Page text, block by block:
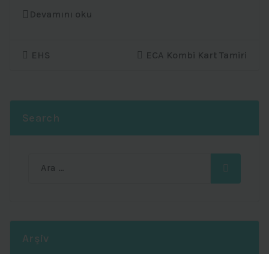
Devamını oku
EHS ECA Kombi Kart Tamiri
Search
Arşiv